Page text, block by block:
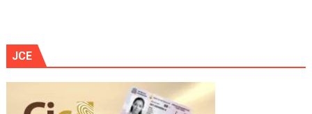
JCE